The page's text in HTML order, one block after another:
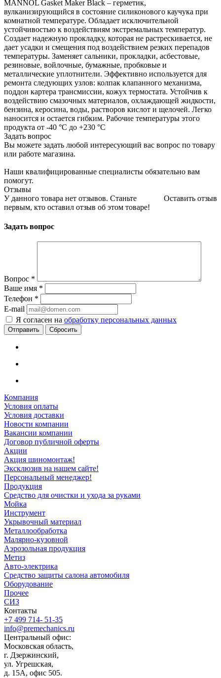
MANNOL Gasket Maker Black – герметик,
вулканизирующийся в состояние силиконового каучука при
комнатной температуре. Обладает исключительной
устойчивостью к воздействиям экстремальных температур.
Создает надежную прокладку, которая не растрескивается, не
дает усадки и смещения под воздействием резких перепадов
температуры. Заменяет сальники, прокладки, асбестовые,
резиновые, войлочные, бумажные, пробковые и
металлические уплотнители. Эффективно используется для
ремонта следующих узлов: колпак клапанного механизма,
поддон картера трансмиссии, кожух термостата. Устойчив к
воздействию смазочных материалов, охлаждающей жидкости,
бензина, керосина, воды, растворов кислот и щелочей. Легко
наносится и остается гибким. Рабочие температуры этого
продукта от -40 °C до +230 °C
Задать вопрос
Вы можете задать любой интересующий вас вопрос по товару
или работе магазина.
Наши квалифицированные специалисты обязательно вам
помогут.
Отзывы
Оставить отзыв
У данного товара нет отзывов. Станьте
первым, кто оставил отзыв об этом товаре!
Задать вопрос
Вопрос *
Ваше имя *
Телефон *
E-mail
Я согласен на обработку персональных данных
Сбросить
Компания
Условия оплаты
Условия доставки
Новости компании
Вакансии компании
Договор публичной оферты
Акции
Акция шиномонтаж!
Эксклюзив на нашем сайте!
Персональный менеджер!
Продукция
Средство для очистки и ухода за руками
Мойка
Инструмент
Укрывочный материал
Металлообработка
Малярно-кузовной
Аэрозольная продукция
Метиз
Авто-электрика
Средство защиты салона автомобиля
Оборудование
Прочее
СИЗ
Контакты
+7 499 714- 51-35
info@premechanics.ru
Центральный офис:
Московская область,
г. Дзержинский,
ул. Угрешская,
д. 15А, офис 505.